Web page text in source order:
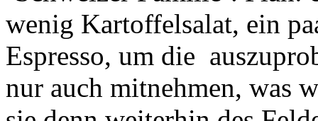
wenig Kartoffelsalat, ein
Espresso, um die
nur auch mitnehmen, was